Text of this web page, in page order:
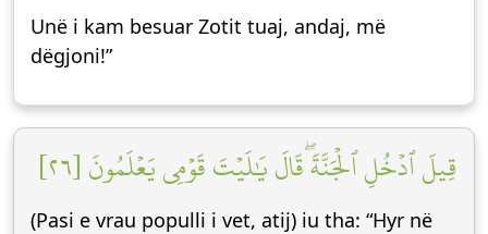
Unë i kam besuar Zotit tuaj, andaj, më
dëgjoni!”
قِيلَ ٱدۡخُلِ ٱلۡجَنَّةَۖ قَالَ يَٰلَيۡتَ قَوۡمِي يَعۡلَمُونَ [٢٦]
(Pasi e vrau populli i vet, atij) iu tha: “Hyr në